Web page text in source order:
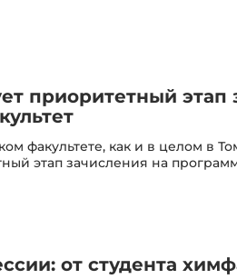
приоритетный
факультете, как и в целом в
этап зачисления на
от студента